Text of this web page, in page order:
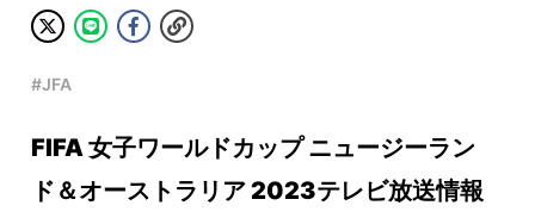
#JFA
FIFA 女子ワールドカップ ニュージーラン
ド＆オーストラリア 2023テレビ放送情報